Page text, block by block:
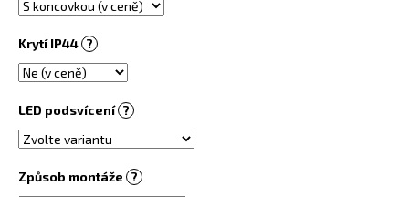
Krytí IP44 ?
LED podsvícení ?
Způsob montáže ?
PŘÍRODNÍ
INFRAPANEL
900
W
STĚNU
9
Kč